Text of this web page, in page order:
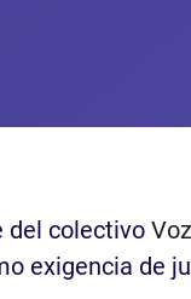
del colectivo
exigencia de